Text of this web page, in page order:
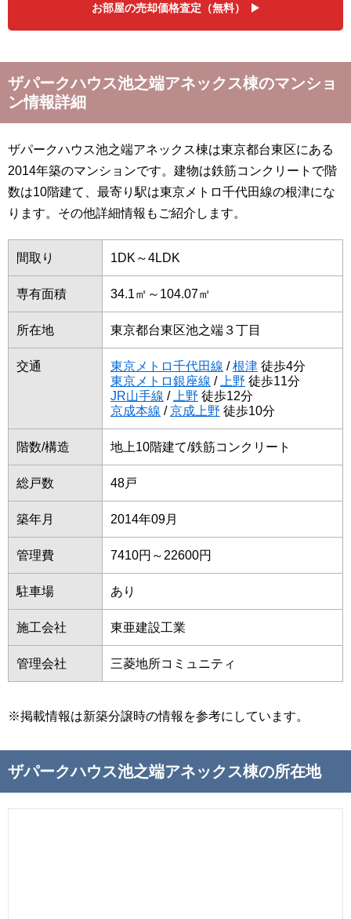
お部屋の売却価格査定（無料）
ザパークハウス池之端アネックス棟のマンショ
ン情報詳細
ザパークハウス池之端アネックス棟は東京都台東区にある
2014年築のマンションです。建物は鉄筋コンクリートで階
数は10階建て、最寄り駅は東京メトロ千代田線の根津にな
ります。その他詳細情報もご紹介します。
間取り 1DK～4LDK
専有面積 34.1㎡～104.07㎡
所在地 東京都台東区池之端３丁目
交通 東京メトロ千代田線 /根津 徒歩4分
東京メトロ銀座線 / 上野 徒歩11分
JR山手線 / 上野 徒歩12分
京成本線 /京成上野 徒歩10分
階数/構造 地上10階建て/鉄筋コンクリート
総戸数 48戸
築年月 2014年09月
管理費 7410円～22600円
駐車場 あり
施工会社 東亜建設工業
管理会社 三菱地所コミュニティ
※掲載情報は新築分譲時の情報を参考にしています。
ザパークハウス池之端アネックス棟の所在地